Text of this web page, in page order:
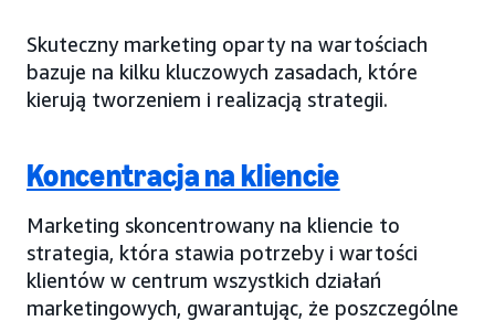
Skuteczny marketing oparty na wartościach
bazuje na kilku kluczowych zasadach, które
kierują tworzeniem i realizacją strategii.
Koncentracja na kliencie
Marketing skoncentrowany na kliencie to
strategia, która stawia potrzeby i wartości
klientów w centrum wszystkich działań
marketingowych, gwarantując, że poszczególne